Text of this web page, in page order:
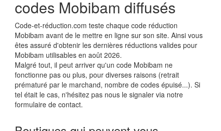
codes Mobibam diffusés
Code-et-réduction.com teste chaque code réduction
Mobibam avant de le mettre en ligne sur son site. Ainsi vous
êtes assuré d'obtenir les dernières réductions valides pour
Mobibam utilisables en août 2026.
Malgré tout, il peut arriver qu'un code Mobibam ne
fonctionne pas ou plus, pour diverses raisons (retrait
prématuré par le marchand, nombre de codes épuisé...). Si
tel était le cas, n'hésitez pas nous le signaler via notre
formulaire de contact.